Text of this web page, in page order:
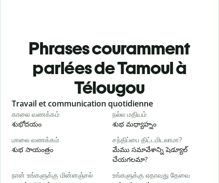
Phrases couramment
parlées de Tamoul à
Télougou
Slide 1 of 6
Travail et communication quotidienne
காலை வணக்கம்
శుభోదయం
நல்ல மதியம்
శుభ మధ్యాహ్నం
மாலை வணக்கம்
శుభ సాయంత్రం
சந்திப்பை திட்டமிடலாமா?
మేము సమావేశాన్ని షెడ్యూల్
చేయగలమా?
நான் உங்களுக்கு மின்னஞ்சல்
உங்களுக்கு ஏதாவது தேவை